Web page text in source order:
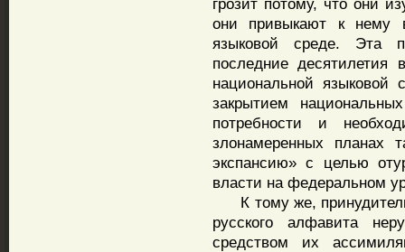
грозит потому, что они
они привыкают к нему
языковой среде. Эта
последние десятилетия
национальной
закрытием
потребности и
злонамеренных планах
экспансию» с целью
власти на федеральном
К тому же,
русского алфавита
средством их